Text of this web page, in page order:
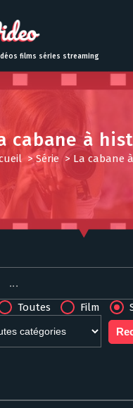
films séries streaming
cabane à
>Série> La cabane
Toutes Film